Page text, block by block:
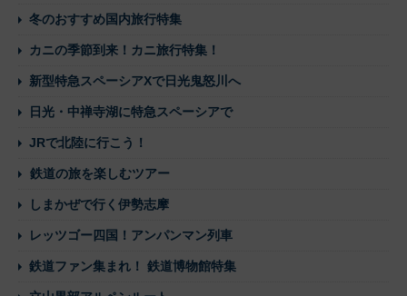
冬のおすすめ国内旅行特集
カニの季節到来！カニ旅行特集！
新型特急スペーシアXで日光鬼怒川へ
日光・中禅寺湖に特急スペーシアで
JRで北陸に行こう！
鉄道の旅を楽しむツアー
しまかぜで行く伊勢志摩
レッツゴー四国！アンパンマン列車
鉄道ファン集まれ！ 鉄道博物館特集